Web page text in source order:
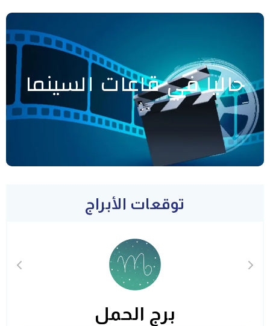
حاليا في قاعات السينما
توقعات الأبراج
برج الحمل